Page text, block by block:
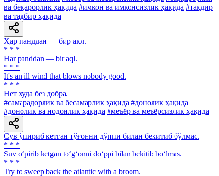
ва беқарорлик ҳақида #имкон ва имконсизлик ҳақида #тақдир
ва тадбир ҳақида
Ҳар панддан — бир ақл.
* * *
Har panddan — bir aql.
* * *
It's an ill wind that blows nobody good.
* * *
Нет худа без добра.
#самарадорлик ва бесамарлик ҳақида #донолик ҳақида
#донолик ва нодонлик ҳақида #меъёр ва меъёрсизлик ҳақида
Сув ўпириб кетган тўғонни дўппи билан бекитиб бўлмас.
* * *
Suv o‘pirib ketgan to‘g‘onni do‘ppi bilan bekitib bo‘lmas.
* * *
Try to sweep back the atlantic with a broom.